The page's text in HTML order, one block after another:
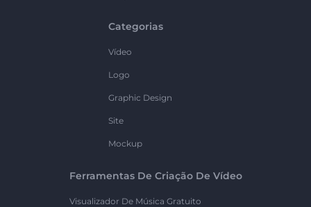
Categorias
Vídeo
Logo
Graphic Design
Site
Mockup
Ferramentas De Criação De Vídeo
Visualizador De Música Gratuito